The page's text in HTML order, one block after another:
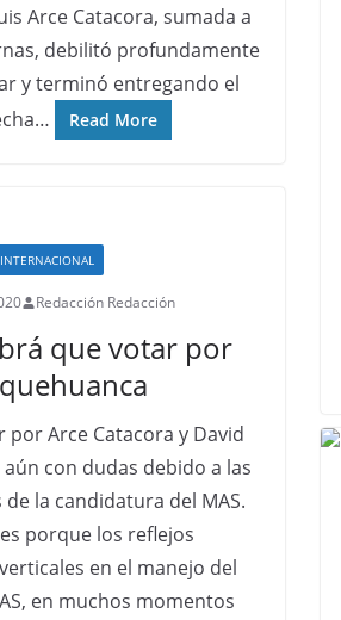
Arce Catacora, sumada a
debilitó profundamente
y terminó entregando el
Read More
INTERNACIONAL
Redacción Redacción
que votar por
por Arce Catacora y David
con dudas debido a las
la candidatura del MAS.
porque los reflejos
en el manejo del
en muchos momentos